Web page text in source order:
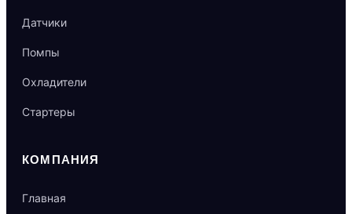
Датчики
Помпы
Охладители
Стартеры
КОМПАНИЯ
Главная